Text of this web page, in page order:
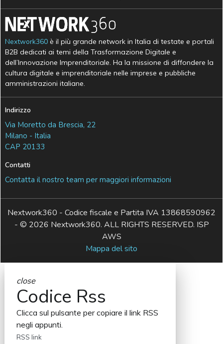
Nextwork360 è il più grande network in Italia di testate e portali
B2B dedicati ai temi della Trasformazione Digitale e
dell’Innovazione Imprenditoriale. Ha la missione di diffondere la
cultura digitale e imprenditoriale nelle imprese e pubbliche
amministrazioni italiane.
Indirizzo
Via Moretto da Brescia, 22
Milano - Italia
CAP 20133
Contatti
Contatta il nostro team per maggiori informazioni
Nextwork360 - Codice fiscale e Partita IVA 13868590962
- © 2026 Nextwork360. ALL RIGHTS RESERVED. ISP
AWS
Mappa del sito
close
Codice Rss
Clicca sul pulsante per copiare il link RSS
negli appunti.
RSS link